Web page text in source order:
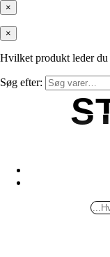
×
×
Hvilket produkt leder du
Søg efter: